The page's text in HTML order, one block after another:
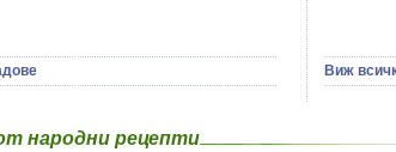
Бял
Бял
на
Виж
народни рецепти